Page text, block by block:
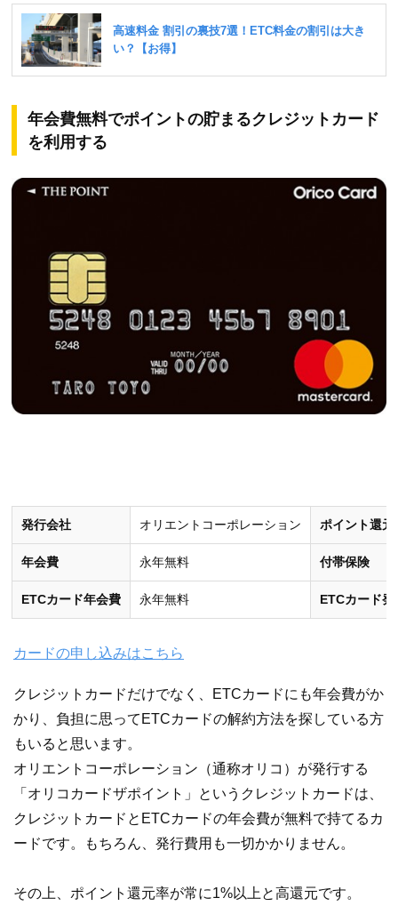
年会費無料でポイントの貯まるクレジットカード
を利用する
発行会社 オリエントコーポレーション ポイント還元
年会費 永年無料 付帯保険
ETCカード年会費 永年無料 ETCカード発
カードの申し込みはこちら
クレジットカードだけでなく、ETCカードにも年会費がか
かり、負担に思ってETCカードの解約方法を探している方
もいると思います。
オリエントコーポレーション（通称オリコ）が発行する
「オリコカードザポイント」というクレジットカードは、
クレジットカードとETCカードの年会費が無料で持てるカ
ードです。もちろん、発行費用も一切かかりません。
その上、ポイント還元率が常に1%以上と高還元です。